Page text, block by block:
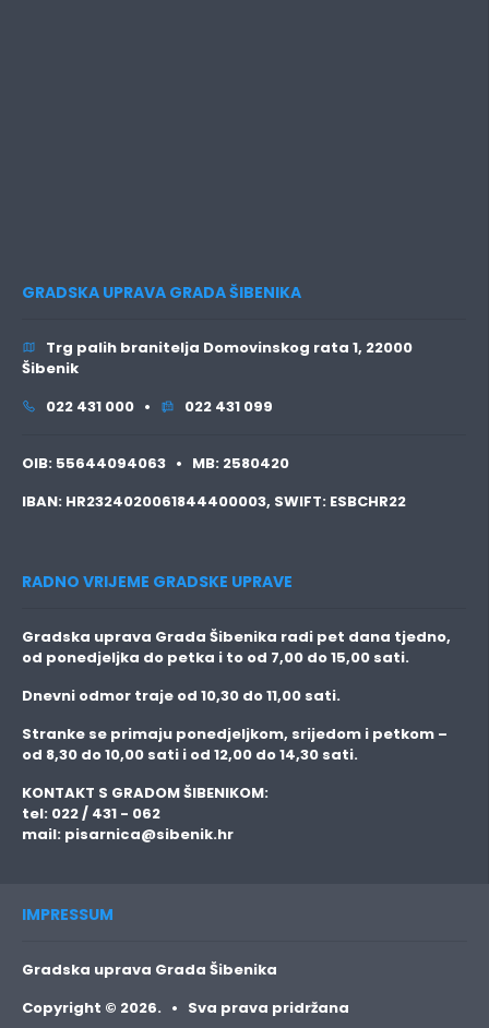
GRADSKA UPRAVA GRADA ŠIBENIKA
Trg palih branitelja Domovinskog rata 1, 22000
Šibenik
022 431 000 •
022 431 099
OIB: 55644094063 • MB: 2580420
IBAN: HR2324020061844400003, SWIFT: ESBCHR22
RADNO VRIJEME GRADSKE UPRAVE
Gradska uprava Grada Šibenika radi pet dana tjedno,
od ponedjeljka do petka i to od 7,00 do 15,00 sati.
Dnevni odmor traje od 10,30 do 11,00 sati.
Stranke se primaju ponedjeljkom, srijedom i petkom –
od 8,30 do 10,00 sati i od 12,00 do 14,30 sati.
KONTAKT S GRADOM ŠIBENIKOM:
tel: 022 / 431 - 062
mail: pisarnica@sibenik.hr
IMPRESSUM
Gradska uprava Grada Šibenika
Copyright © 2026. • Sva prava pridržana